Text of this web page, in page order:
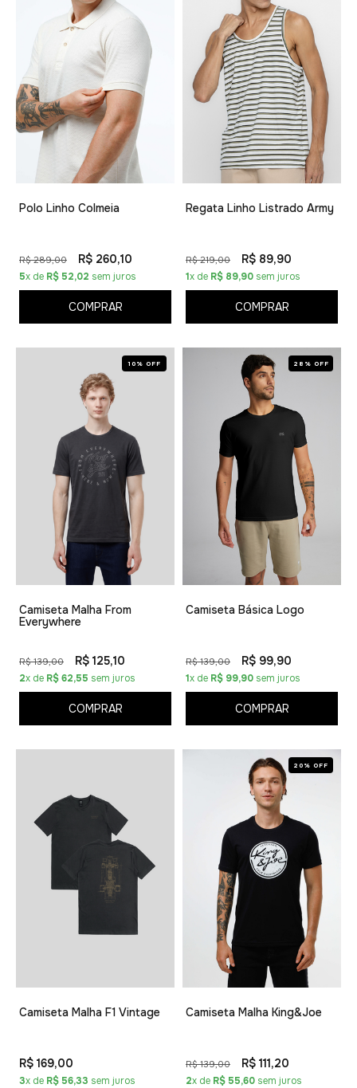
Polo Linho Colmeia
R$ 289,00 R$ 260,10
5x de R$ 52,02 sem juros
COMPRAR
Regata Linho Listrado Army
R$ 219,00 R$ 89,90
1x de R$ 89,90 sem juros
COMPRAR
10% OFF
Camiseta Malha From
Everywhere
R$ 139,00 R$ 125,10
2x de R$ 62,55 sem juros
COMPRAR
28% OFF
Camiseta Básica Logo
R$ 139,00 R$ 99,90
1x de R$ 99,90 sem juros
COMPRAR
Camiseta Malha F1 Vintage
R$ 169,00
3x de R$ 56,33 sem juros
20% OFF
Camiseta Malha King&Joe
R$ 139,00 R$ 111,20
2x de R$ 55,60 sem juros